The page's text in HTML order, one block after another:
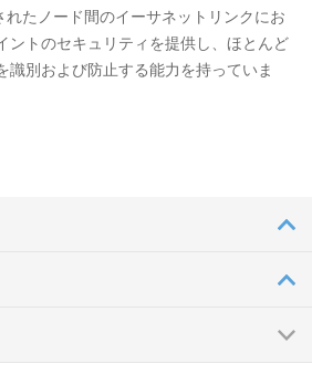
れたノード間のイーサネットリンクにお
ントのセキュリティを提供し、ほとんど
識別および防止する能力を持っていま